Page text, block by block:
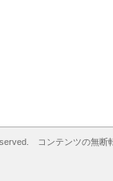
コンテンツの無断